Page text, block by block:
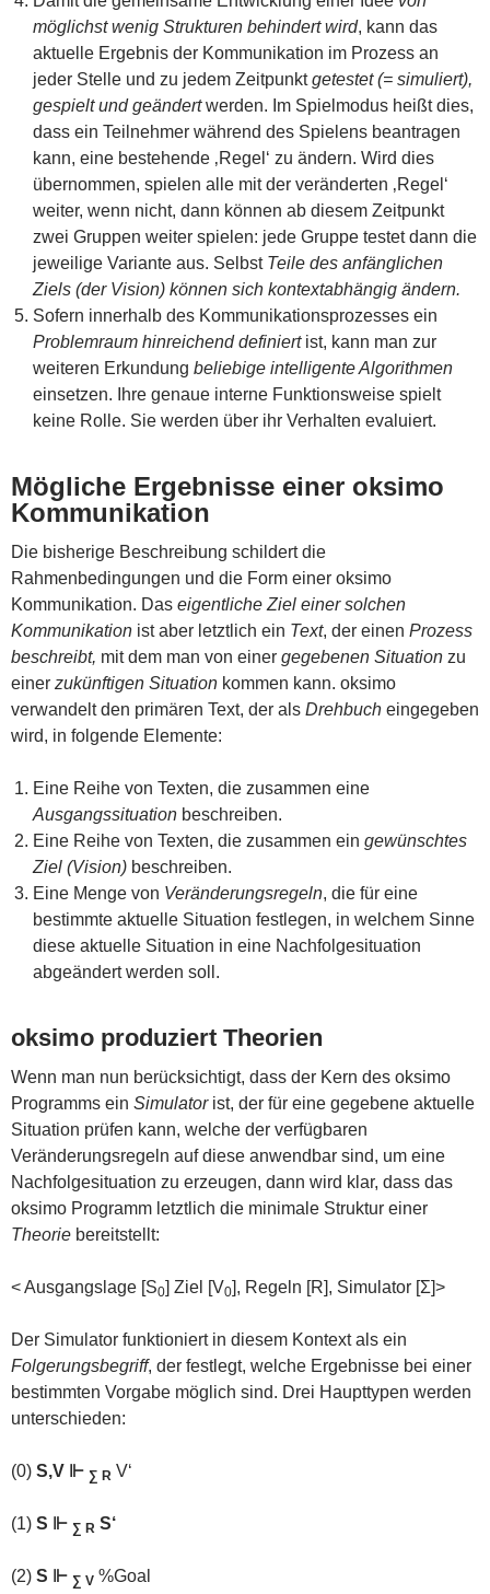
möglichst wenig Strukturen behindert wird, kann das
aktuelle Ergebnis der Kommunikation im Prozess an
jeder Stelle und zu jedem Zeitpunktgetestet (= simuliert),
gespielt und geändertwerden. Im Spielmodus heißt dies,
dass ein Teilnehmer während des Spielens beantragen
kann, eine bestehende ‚Regel‘ zu ändern. Wird dies
übernommen, spielen alle mit der veränderten ‚Regel‘
weiter, wenn nicht, dann können ab diesem Zeitpunkt
zwei Gruppen weiter spielen: jede Gruppe testet dann die
jeweilige Variante aus. Selbst Teile des anfänglichen
Ziels (der Vision) können sich kontextabhängig ändern.
Sofern innerhalb des Kommunikationsprozesses ein
Problemraum hinreichend definiertist, kann man zur
weiteren Erkundung beliebige intelligente Algorithmen
einsetzen. Ihre genaue interne Funktionsweise spielt
keine Rolle. Sie werden über ihr Verhalten evaluiert.
Mögliche Ergebnisse einer oksimo
Kommunikation
Die bisherige Beschreibung schildert die
Rahmenbedingungen und die Form einer oksimo
Kommunikation. Das eigentliche Ziel einer solchen
Kommunikation ist aber letztlich ein Text, der einen Prozess
beschreibt, mit dem man von einer gegebenen Situation zu
einer zukünftigen Situation kommen kann. oksimo
verwandelt den primären Text, der als Drehbuch eingegeben
wird, in folgende Elemente:
Eine Reihe von Texten, die zusammen eine
Ausgangssituation beschreiben.
Eine Reihe von Texten, die zusammen ein gewünschtes
Ziel (Vision) beschreiben.
Eine Menge von Veränderungsregeln, die für eine
bestimmte aktuelle Situation festlegen, in welchem Sinne
diese aktuelle Situation in eine Nachfolgesituation
abgeändert werden soll.
oksimo produziert Theorien
Wenn man nun berücksichtigt, dass der Kern des oksimo
Programms ein Simulatorist, der für eine gegebene aktuelle
Situation prüfen kann, welche der verfügbaren
Veränderungsregeln auf diese anwendbar sind, um eine
Nachfolgesituation zu erzeugen, dann wird klar, dass das
oksimo Programm letztlich die minimale Struktur einer
Theorie bereitstellt:
< Ausgangslage [S0] Ziel [V0], Regeln [R], Simulator [Σ]>
Der Simulator funktioniert in diesem Kontext als ein
Folgerungsbegriff, der festlegt, welche Ergebnisse bei einer
bestimmten Vorgabe möglich sind. Drei Haupttypen werden
unterschieden:
(0) S,V ⊩ ∑ R V‘
(1) S ⊩ ∑ R S‘
(2) S ⊩ ∑ V %Goal